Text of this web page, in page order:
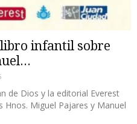
infantil sobre
de Dios y la editorial Everest
Miguel Pajares y Manuel